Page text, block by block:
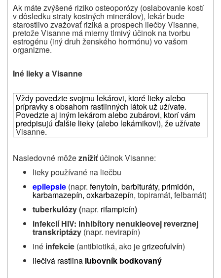
Ak máte zvýšené riziko osteoporózy (oslabovanie kostí
v dôsledku straty kostných minerálov), lekár bude
starostlivo zvažovať riziká a prospech liečby Visanne,
pretože Visanne má mierny tlmivý účinok na tvorbu
estrogénu (iný druh ženského hormónu) vo vašom
organizme.
Iné lieky a Visanne
Vždy povedzte svojmu lekárovi, ktoré lieky alebo
prípravky s obsahom rastlinných látok už užívate.
Povedzte aj iným lekárom alebo zubárovi, ktorí vám
predpisujú ďalšie lieky (alebo lekárnikovi), že užívate
Visanne.
Nasledovné môžeznížiť účinok Visanne:
lieky používané na liečbu
epilepsie (napr. fenytoín, barbituráty, primidón,
karbamazepín, oxkarbazepín, topiramát, felbamát)
tuberkulózy (napr. rifampicín)
infekcií HIV: inhibítory nenukleovej reverznej
transkriptázy (napr. nevirapín)
iné infekcie (antibiotiká, ako je grizeofulvín)
liečivá rastlina ľubovník bodkovaný